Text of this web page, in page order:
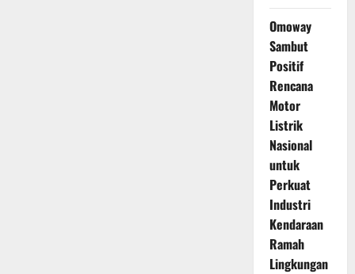
Omoway
Sambut
Positif
Rencana
Motor
Listrik
Nasional
untuk
Perkuat
Industri
Kendaraan
Ramah
Lingkungan